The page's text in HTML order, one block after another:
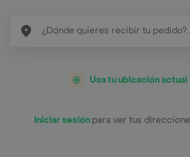
Usa tu ubicación actual
Iniciar sesión para ver tus